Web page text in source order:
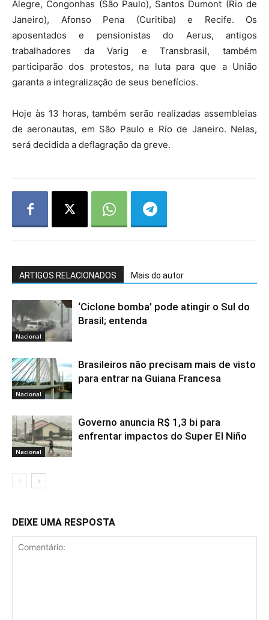
Alegre, Congonhas (São Paulo), Santos Dumont (Rio de
Janeiro), Afonso Pena (Curitiba) e Recife. Os
aposentados e pensionistas do Aerus, antigos
trabalhadores da Varig e Transbrasil, também
participarão dos protestos, na luta para que a União
garanta a integralização de seus benefícios.
Hoje às 13 horas, também serão realizadas assembleias
de aeronautas, em São Paulo e Rio de Janeiro. Nelas,
será decidida a deflagração da greve.
ARTIGOS RELACIONADOS Mais do autor
Nacional
‘Ciclone bomba’ pode atingir o Sul do
Brasil; entenda
Nacional
Brasileiros não precisam mais de visto
para entrar na Guiana Francesa
Nacional
Governo anuncia R$ 1,3 bi para
enfrentar impactos do Super El Niño
DEIXE UMA RESPOSTA